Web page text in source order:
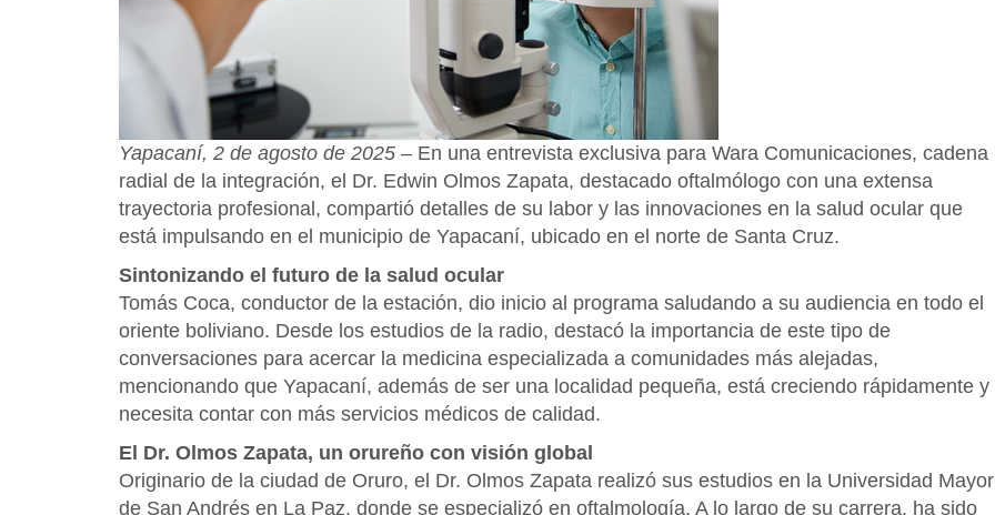
Yapacaní, 2 de agosto de 2025 – En una entrevista exclusiva para Wara Comunicaciones, cadena
radial de la integración, el Dr. Edwin Olmos Zapata, destacado oftalmólogo con una extensa
trayectoria profesional, compartió detalles de su labor y las innovaciones en la salud ocular que
está impulsando en el municipio de Yapacaní, ubicado en el norte de Santa Cruz.
Sintonizando el futuro de la salud ocular
Tomás Coca, conductor de la estación, dio inicio al programa saludando a su audiencia en todo el
oriente boliviano. Desde los estudios de la radio, destacó la importancia de este tipo de
conversaciones para acercar la medicina especializada a comunidades más alejadas,
mencionando que Yapacaní, además de ser una localidad pequeña, está creciendo rápidamente y
necesita contar con más servicios médicos de calidad.
El Dr. Olmos Zapata, un orureño con visión global
Originario de la ciudad de Oruro, el Dr. Olmos Zapata realizó sus estudios en la Universidad Mayor
de San Andrés en La Paz, donde se especializó en oftalmología. A lo largo de su carrera, ha sido